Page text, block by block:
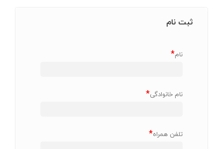
ثبت نام
نام*
نام خانوادگی*
تلفن همراه*